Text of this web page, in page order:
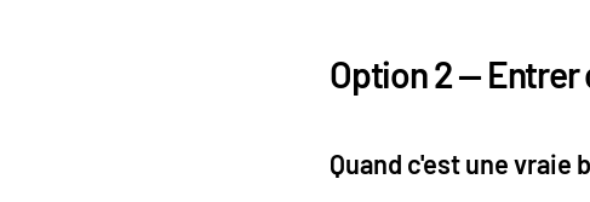
Option 2 —
Quand c'est une vraie